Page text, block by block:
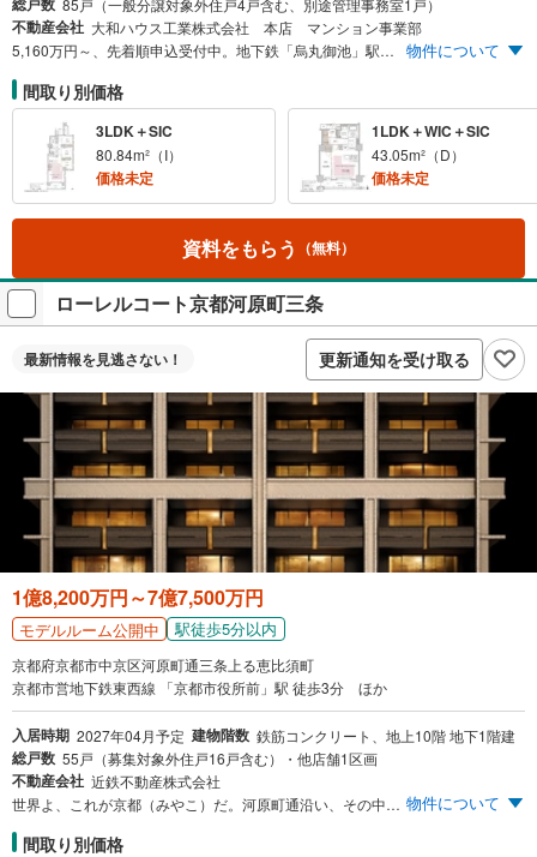
85戸（一般分譲対象外住戸4戸含む、別途管理事務室1戸）
不動産会社 大和ハウス工業株式会社 本店 マンション事業部
5,160万円～、先着順申込受付中。地下鉄「烏丸御池」駅 徒歩10分。地下鉄烏丸線・東西線 利用可能。京都駅まで3駅6分。1LDK～100m²超の3LDKなど多数の間取りを販売いたします。
物件について
間取り別価格
3LDK＋SIC
80.84m²（I）
価格未定
1LDK＋WIC＋SIC
43.05m²（D）
価格未定
資料をもらう （無料）
ローレルコート京都河原町三条
最新情報を見逃さない！ 更新通知を受け取る
1億8,200万円～7億7,500万円
モデルルーム公開中 駅徒歩5分以内
京都府京都市中京区河原町通三条上る恵比須町
京都市営地下鉄東西線 「京都市役所前」駅 徒歩3分 ほか
入居時期 2027年04月予定 建物階数 鉄筋コンクリート、地上10階 地下1階建
総戸数 55戸（募集対象外住戸16戸含む）・他店舗1区画
不動産会社 近鉄不動産株式会社
世界よ、これが京都（みやこ）だ。河原町通沿い、その中枢に史上初※1。ハイエンドホテルに並び立つ、時代を超越する建築美。3駅3線利用、京都の醍醐味がここに。 祇園祭と時代祭を眼前にする、河原町通沿い唯一の邸。「都ホテルズ＆リゾーツ」や「ヒルトン京都」との提携による、快適な日々を丁寧に支えるサービス。只今、モデルルームご来場予約受付中です。 ※1 本件は1995年以降、河原町通り沿い（四条通～御池通）で建設される新築分譲マンション（投資用除く）において、初物件となります。（2025年2月現在）〈MRC調べ〉 ※外観完成予想図の背景に使用している図は、公益財団法人祇園祭山鉾連合会の協力、許諾のもと「北観音山」の下水引の「中島来章」【金地異国祭礼行列図】を用い、本件のビジュアルイメージとして表現しております。 物件について
間取り別価格